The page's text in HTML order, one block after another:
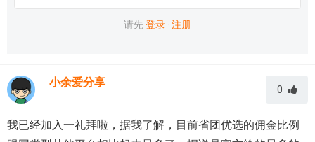
请先登录 · 注册
小余爱分享
0
我已经加入一礼拜啦，据我了解，目前省团优选的佣金比例